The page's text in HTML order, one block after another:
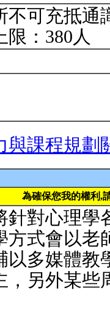
不可充抵通
限：380人
與課程規劃
為確保您我的權利,
針對心理學
方式會以老
以多媒體教
，另外某些